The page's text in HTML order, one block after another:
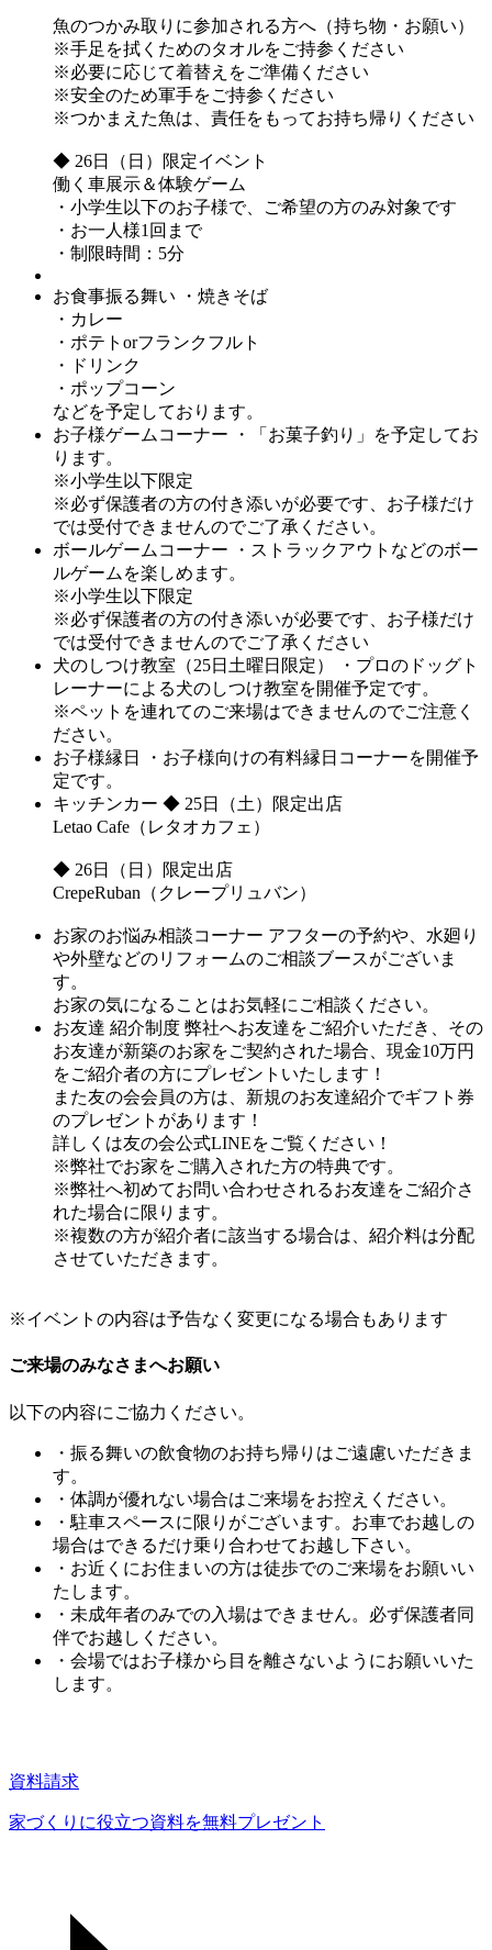
魚のつかみ取りに参加される方へ（持ち物・お願い）
※手足を拭くためのタオルをご持参ください
※必要に応じて着替えをご準備ください
※安全のため軍手をご持参ください
※つかまえた魚は、責任をもってお持ち帰りください
◆ 26日（日）限定イベント
働く車展示＆体験ゲーム
・小学生以下のお子様で、ご希望の方のみ対象です
・お一人様1回まで
・制限時間：5分
お食事振る舞い ・焼きそば
・カレー
・ポテトorフランクフルト
・ドリンク
・ポップコーン
などを予定しております。
お子様ゲームコーナー ・「お菓子釣り」を予定してお
ります。
※小学生以下限定
※必ず保護者の方の付き添いが必要です、お子様だけ
では受付できませんのでご了承ください。
ボールゲームコーナー ・ストラックアウトなどのボー
ルゲームを楽しめます。
※小学生以下限定
※必ず保護者の方の付き添いが必要です、お子様だけ
では受付できませんのでご了承ください
犬のしつけ教室（25日土曜日限定）
・プロのドッグト
レーナーによる犬のしつけ教室を開催予定です。
※ペットを連れてのご来場はできませんのでご注意く
ださい。
お子様縁日
・お子様向けの有料縁日コーナーを開催予
定です。
キッチンカー ◆ 25日（土）限定出店
Letao Cafe（レタオカフェ）
◆ 26日（日）限定出店
CrepeRuban（クレープリュバン）
お家のお悩み相談コーナー アフターの予約や、水廻り
や外壁などのリフォームのご相談ブースがございま
す。
お家の気になることはお気軽にご相談ください。
お友達 紹介制度 弊社へお友達をご紹介いただき、その
お友達が新築のお家をご契約された場合、現金10万円
をご紹介者の方にプレゼントいたします！
また友の会会員の方は、新規のお友達紹介でギフト券
のプレゼントがあります！
詳しくは友の会公式LINEをご覧ください！
※弊社でお家をご購入された方の特典です。
※弊社へ初めてお問い合わせされるお友達をご紹介さ
れた場合に限ります。
※複数の方が紹介者に該当する場合は、紹介料は分配
させていただきます。
※イベントの内容は予告なく変更になる場合もあります
ご来場のみなさまへお願い
以下の内容にご協力ください。
・振る舞いの飲食物のお持ち帰りはご遠慮いただきま
す。
・体調が優れない場合はご来場をお控えください。
・駐車スペースに限りがございます。お車でお越しの
場合はできるだけ乗り合わせてお越し下さい。
・お近くにお住まいの方は徒歩でのご来場をお願いい
たします。
・未成年者のみでの入場はできません。必ず保護者同
伴でお越しください。
・会場ではお子様から目を離さないようにお願いいた
します。
資料請求
家づくりに役立つ資料を無料プレゼント